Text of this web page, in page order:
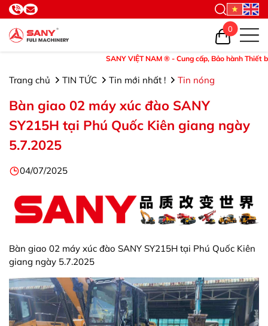
SANY VIỆT NAM ® - Cung cấp, Bảo hành Thiết bị và
0
Trang chủ TIN TỨC Tin mới nhất ! Tin nóng
Bàn giao 02 máy xúc đào SANY
SY215H tại Phú Quốc Kiên giang ngày
5.7.2025
04/07/2025
Bàn giao 02 máy xúc đào SANY SY215H tại Phú Quốc Kiên
giang ngày 5.7.2025